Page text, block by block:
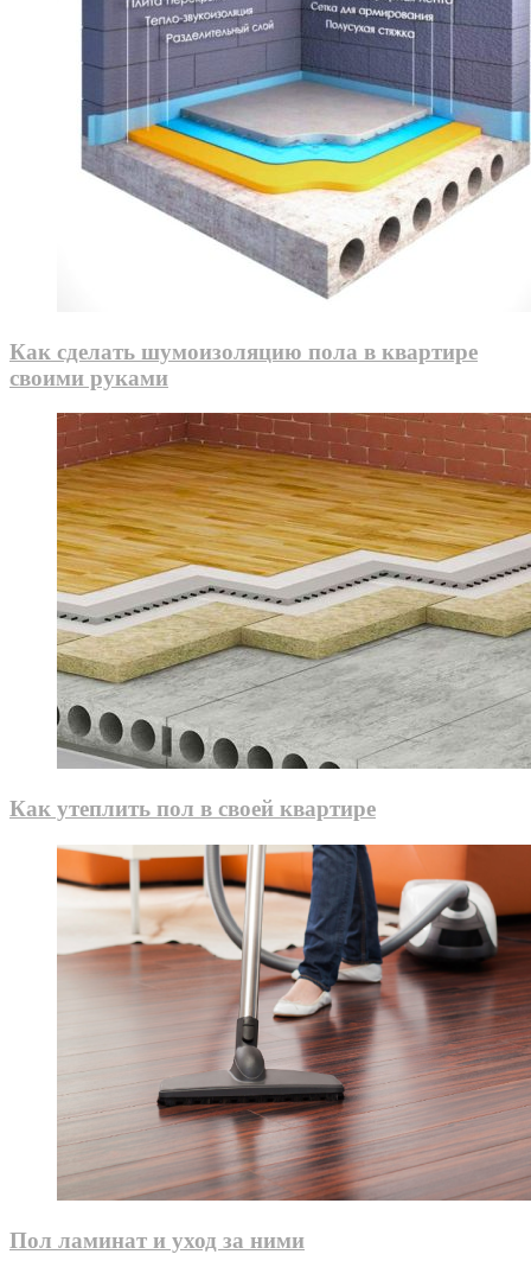
Как сделать шумоизоляцию пола в квартире
своими руками
Как утеплить пол в своей квартире
Пол ламинат и уход за ними